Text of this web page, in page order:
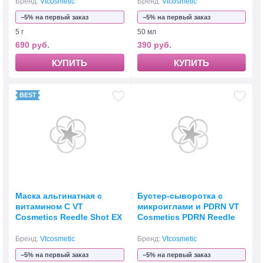
−5% на первый заказ
5 г
690 руб.
КУПИТЬ
−5% на первый заказ
50 мл
390 руб.
КУПИТЬ
Маска альгинатная с
витамином С VT
Cosmetics Reedle Shot EX
мл
Бренд: Vtcosmetic
−5% на первый заказ
Бустер-сыворотка с
микроиглами и PDRN VT
Cosmetics PDRN Reedle
Бренд: Vtcosmetic
−5% на первый заказ